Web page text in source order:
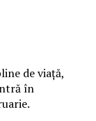
de viață,
în